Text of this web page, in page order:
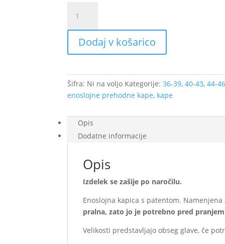
prehodna
kapica,
melanž
roza
cvetlico
količina
Dodaj v košarico
Šifra: Ni na voljo Kategorije:36-39,40-43,44-
enoslojne prehodne kape, kape
Opis
Dodatne informacije
Opis
Izdelek se zašije po naročilu.
Enoslojna kapica s patentom.
pralna, zato jo je potrebno pred
Velikosti predstavljajo obseg glave, če